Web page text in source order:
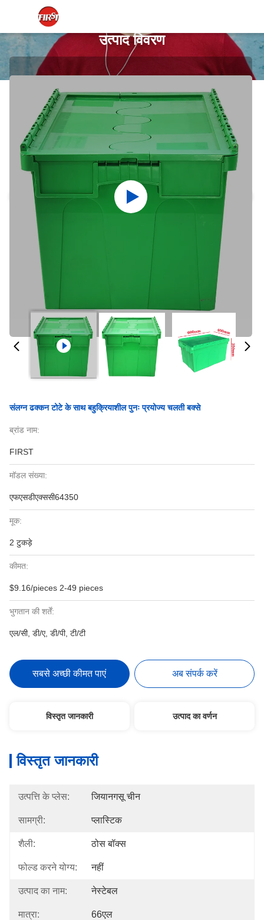
उत्पाद विवरण
संलग्न ढक्कन टोटे के साथ बहुक्रियाशील पुनः प्रयोज्य चलती बक्से
ब्रांड नाम:
FIRST
मॉडल संख्या:
एफएसडीएक्ससी64350
मूक:
2 टुकड़े
कीमत:
$9.16/pieces 2-49 pieces
भुगतान की शर्तें:
एल/सी, डी/ए, डी/पी, टी/टी
सबसे अच्छी कीमत पाएं अब संपर्क करें
विस्तृत जानकारी उत्पाद का वर्णन
विस्तृत जानकारी
उत्पत्ति के प्लेस: जियानगसू चीन
सामग्री: प्लास्टिक
शैली: ठोस बॉक्स
फोल्ड करने योग्य: नहीं
उत्पाद का नाम: नेस्टेबल
मात्रा: 66एल